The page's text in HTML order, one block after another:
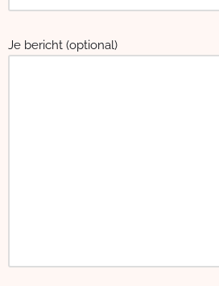
Je bericht (optional)